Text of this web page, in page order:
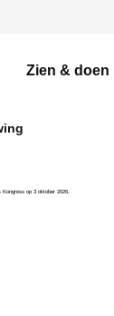
Zien & doen